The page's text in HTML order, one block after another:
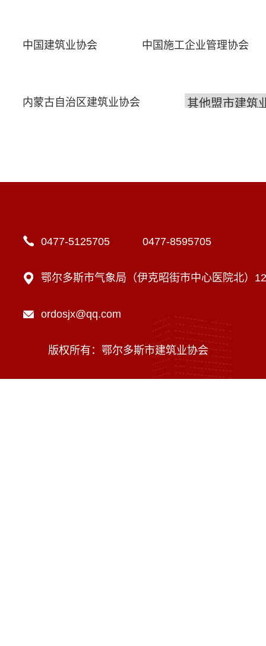
中国建筑业协会 中国施工企业管理协会
内蒙古自治区建筑业协会
0477-5125705 0477-8595705
鄂尔多斯市气象局（伊克昭街市中心医院北）
ordosjx@qq.com
版权所有：鄂尔多斯市建筑业协会